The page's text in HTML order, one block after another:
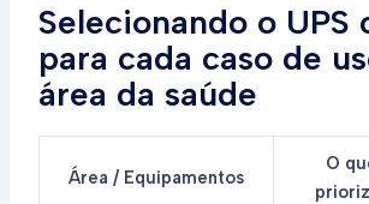
Selecionando o UPS
para cada caso de
área da saúde
Área / Equipamentos
O